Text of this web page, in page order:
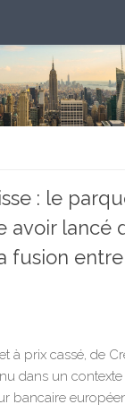
: le
avoir lancé
fusion
à prix cassé, de
dans un
bancaire